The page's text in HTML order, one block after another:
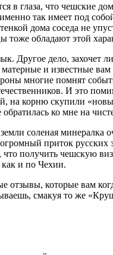
в глаза, что чешские
так имеет под
дома соседа не
тоже обладают этой
дело, захочет
и известные
многие помнят
И это
на корню скупили
ко мне на
соленая минералка
приток
получить чешскую
и по Чехии.
которые вам
смакуя то же